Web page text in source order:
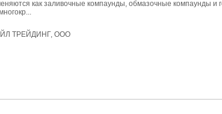
как заливочные компаунды, обмазочные компаунды и
ТРЕЙДИНГ, ООО